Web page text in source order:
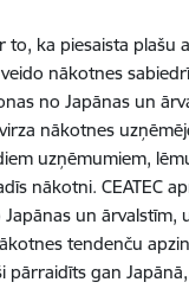
to, ka piesaista plašu
nākotnes
no Japānas un
nākotnes
uzņēmumiem,
nākotni. CEATEC
un ārvalstīm,
tendenču
pārraidīts gan